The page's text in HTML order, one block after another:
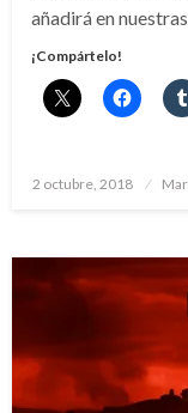
añadirá en
¡Compártelo!
Publicado
2 octubre, 2018